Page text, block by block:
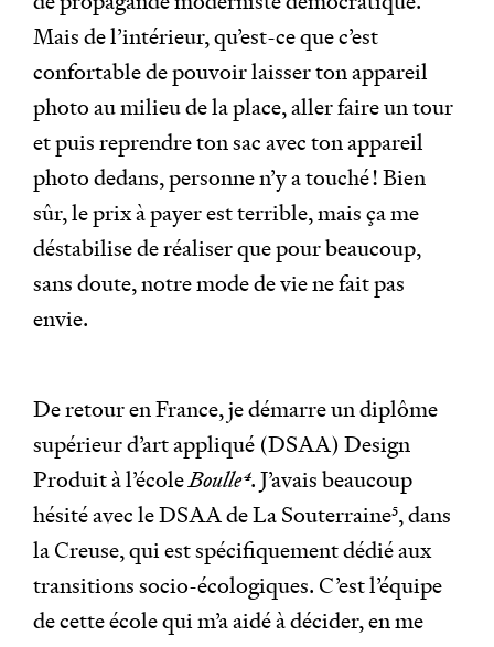
Mais de l’intérieur, qu’est-ce que c’est
confortable de pouvoir laisser ton appareil
photo au milieu de la place, aller faire un tour
et puis reprendre ton sac avec ton appareil
photo dedans, personne n’y a touché ! Bien
sûr, le prix à payer est terrible, mais ça me
déstabilise de réaliser que pour beaucoup,
sans doute, notre mode de vie ne fait pas
envie.
De retour en France, je démarre un diplôme
supérieur d’art appliqué (DSAA) Design
Produit à l’écoleBoulle4. J’avais beaucoup
hésité avec le DSAA de La Souterraine5, dans
la Creuse, qui est spécifiquement dédié aux
transitions socio-écologiques. C’est l’équipe
de cette école qui m’a aidé à décider, en me